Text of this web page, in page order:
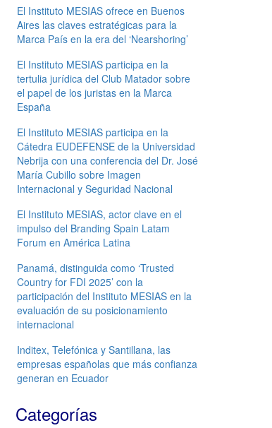
El Instituto MESIAS ofrece en Buenos
Aires las claves estratégicas para la
Marca País en la era del ‘Nearshoring’
El Instituto MESIAS participa en la
tertulia jurídica del Club Matador sobre
el papel de los juristas en la Marca
España
El Instituto MESIAS participa en la
Cátedra EUDEFENSE de la Universidad
Nebrija con una conferencia del Dr. José
María Cubillo sobre Imagen
Internacional y Seguridad Nacional
El Instituto MESIAS, actor clave en el
impulso del Branding Spain Latam
Forum en América Latina
Panamá, distinguida como ‘Trusted
Country for FDI 2025’ con la
participación del Instituto MESIAS en la
evaluación de su posicionamiento
internacional
Inditex, Telefónica y Santillana, las
empresas españolas que más confianza
generan en Ecuador
Categorías